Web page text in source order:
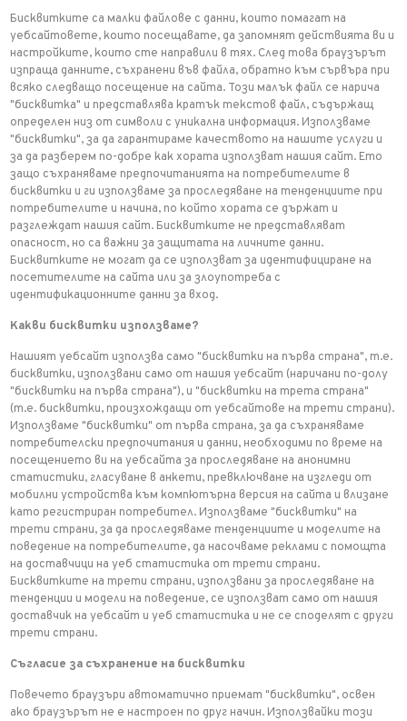
Бисквитките са малки файлове с данни, които помагат на
уебсайтовете, които посещавате, да запомнят действията ви и
настройките, които сте направили в тях. След това браузърът
изпраща данните, съхранени във файла, обратно към сървъра при
всяко следващо посещение на сайта. Този малък файл се нарича
"бисквитка" и представлява кратък текстов файл, съдържащ
определен низ от символи с уникална информация. Използваме
"бисквитки", за да гарантираме качеството на нашите услуги и
за да разберем по-добре как хората използват нашия сайт. Ето
защо съхраняваме предпочитанията на потребителите в
бисквитки и ги използваме за проследяване на тенденциите при
потребителите и начина, по който хората се държат и
разглеждат нашия сайт. Бисквитките не представляват
опасност, но са важни за защитата на личните данни.
Бисквитките не могат да се използват за идентифициране на
посетителите на сайта или за злоупотреба с
идентификационните данни за вход.
Какви бисквитки използваме?
Нашият уебсайт използва само "бисквитки на първа страна", т.е.
бисквитки, използвани само от нашия уебсайт (наричани по-долу
"бисквитки на първа страна"), и "бисквитки на трета страна"
(т.е. бисквитки, произхождащи от уебсайтове на трети страни).
Използваме "бисквитки" от първа страна, за да съхраняваме
потребителски предпочитания и данни, необходими по време на
посещението ви на уебсайта за проследяване на анонимни
статистики, гласуване в анкети, превключване на изгледи от
мобилни устройства към компютърна версия на сайта и влизане
като регистриран потребител. Използваме "бисквитки" на
трети страни, за да проследяваме тенденциите и моделите на
поведение на потребителите, да насочваме реклами с помощта
на доставчици на уеб статистика от трети страни.
Бисквитките на трети страни, използвани за проследяване на
тенденции и модели на поведение, се използват само от нашия
доставчик на уебсайт и уеб статистика и не се споделят с други
трети страни.
Съгласие за съхранение на бисквитки
Повечето браузъри автоматично приемат "бисквитки", освен
ако браузърът не е настроен по друг начин. Използвайки този